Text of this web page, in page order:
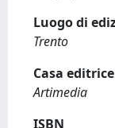
Luogo di
Trento
Casa
Artimedia
ISBN